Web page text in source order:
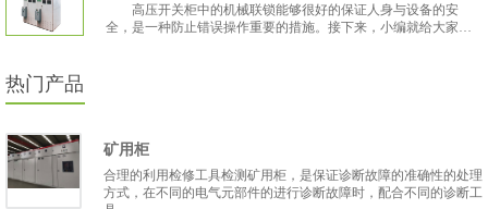
高压开关柜中的机械联锁能够很好的保证人身与设备的安
全，是一种防止错误操作重要的措施。接下来，小编就给大家详
热门产品
矿用柜
合理的利用检修工具检测矿用柜，是保证诊断故障的准确性的处理
方式，在不同的电气元部件的进行诊断故障时，配合不同的诊断工